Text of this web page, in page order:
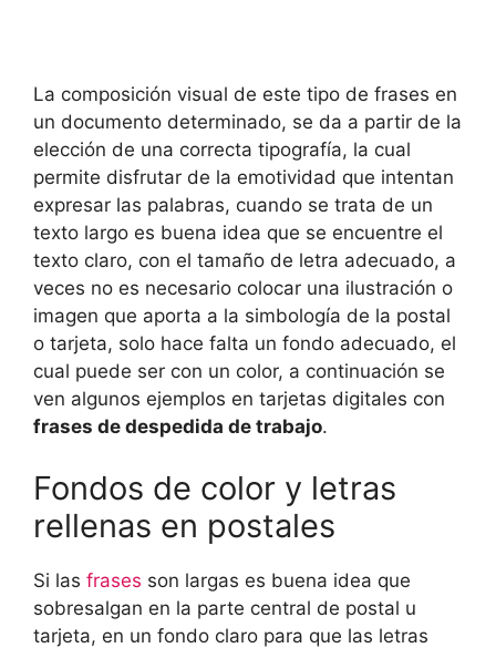
La composición visual de este tipo de frases en
un documento determinado, se da a partir de la
elección de una correcta tipografía, la cual
permite disfrutar de la emotividad que intentan
expresar las palabras, cuando se trata de un
texto largo es buena idea que se encuentre el
texto claro, con el tamaño de letra adecuado, a
veces no es necesario colocar una ilustración o
imagen que aporta a la simbología de la postal
o tarjeta, solo hace falta un fondo adecuado, el
cual puede ser con un color, a continuación se
ven algunos ejemplos en tarjetas digitales con
frases de despedida de trabajo.
Fondos de color y letras
rellenas en postales
Si las frases son largas es buena idea que
sobresalgan en la parte central de postal u
tarjeta, en un fondo claro para que las letras